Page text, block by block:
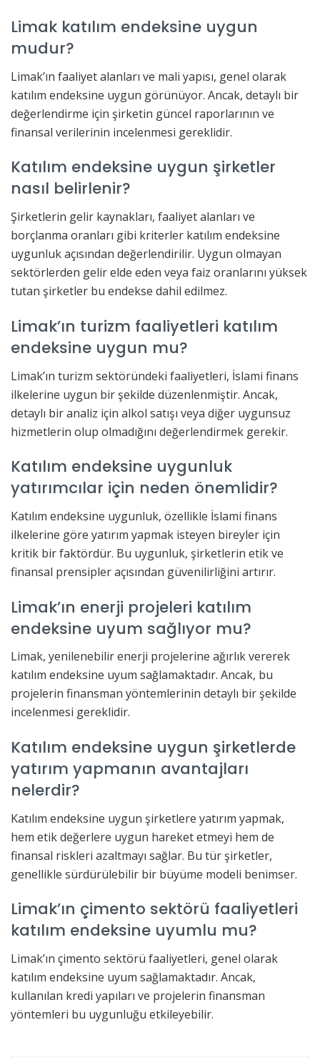
Limak katılım endeksine uygun
mudur?
Limak’ın faaliyet alanları ve mali yapısı, genel olarak
katılım endeksine uygun görünüyor. Ancak, detaylı bir
değerlendirme için şirketin güncel raporlarının ve
finansal verilerinin incelenmesi gereklidir.
Katılım endeksine uygun şirketler
nasıl belirlenir?
Şirketlerin gelir kaynakları, faaliyet alanları ve
borçlanma oranları gibi kriterler katılım endeksine
uygunluk açısından değerlendirilir. Uygun olmayan
sektörlerden gelir elde eden veya faiz oranlarını yüksek
tutan şirketler bu endekse dahil edilmez.
Limak’ın turizm faaliyetleri katılım
endeksine uygun mu?
Limak’ın turizm sektöründeki faaliyetleri, İslami finans
ilkelerine uygun bir şekilde düzenlenmiştir. Ancak,
detaylı bir analiz için alkol satışı veya diğer uygunsuz
hizmetlerin olup olmadığını değerlendirmek gerekir.
Katılım endeksine uygunluk
yatırımcılar için neden önemlidir?
Katılım endeksine uygunluk, özellikle İslami finans
ilkelerine göre yatırım yapmak isteyen bireyler için
kritik bir faktördür. Bu uygunluk, şirketlerin etik ve
finansal prensipler açısından güvenilirliğini artırır.
Limak’ın enerji projeleri katılım
endeksine uyum sağlıyor mu?
Limak, yenilenebilir enerji projelerine ağırlık vererek
katılım endeksine uyum sağlamaktadır. Ancak, bu
projelerin finansman yöntemlerinin detaylı bir şekilde
incelenmesi gereklidir.
Katılım endeksine uygun şirketlerde
yatırım yapmanın avantajları
nelerdir?
Katılım endeksine uygun şirketlere yatırım yapmak,
hem etik değerlere uygun hareket etmeyi hem de
finansal riskleri azaltmayı sağlar. Bu tür şirketler,
genellikle sürdürülebilir bir büyüme modeli benimser.
Limak’ın çimento sektörü faaliyetleri
katılım endeksine uyumlu mu?
Limak’ın çimento sektörü faaliyetleri, genel olarak
katılım endeksine uyum sağlamaktadır. Ancak,
kullanılan kredi yapıları ve projelerin finansman
yöntemleri bu uygunluğu etkileyebilir.